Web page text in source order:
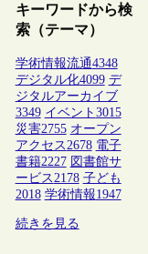
キーワードから検
索（テーマ）
学術情報流通4348
デジタル化4099 デ
ジタルアーカイブ
3349 イベント 3015
災害2755 オープン
アクセス 2678 電子
書籍2227 図書館サ
ービス 2178 子ども
2018 学術情報1947
続きを見る